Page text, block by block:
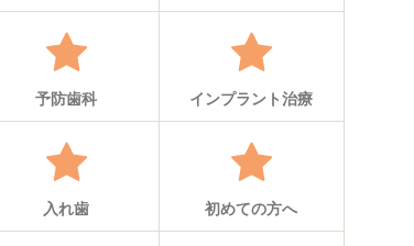
予防歯科 インプラント治療
入れ歯 初めての方へ